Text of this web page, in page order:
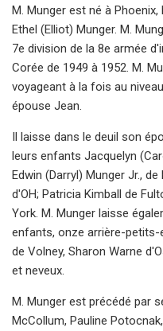
M. Munger est né à
Ethel (Elliot) Munger. M.
7e division de la 8e armée
Corée de 1949 à 1952. M.
voyageant à la fois au
épouse Jean.
Il laisse dans le deuil son
leurs enfants Jacquelyn
Edwin (Darryl) Munger Jr.,
d'OH; Patricia Kimball de
York. M. Munger laisse
enfants, onze arrière-
de Volney, Sharon Warne
et neveux.
M. Munger est précédé par
McCollum, Pauline